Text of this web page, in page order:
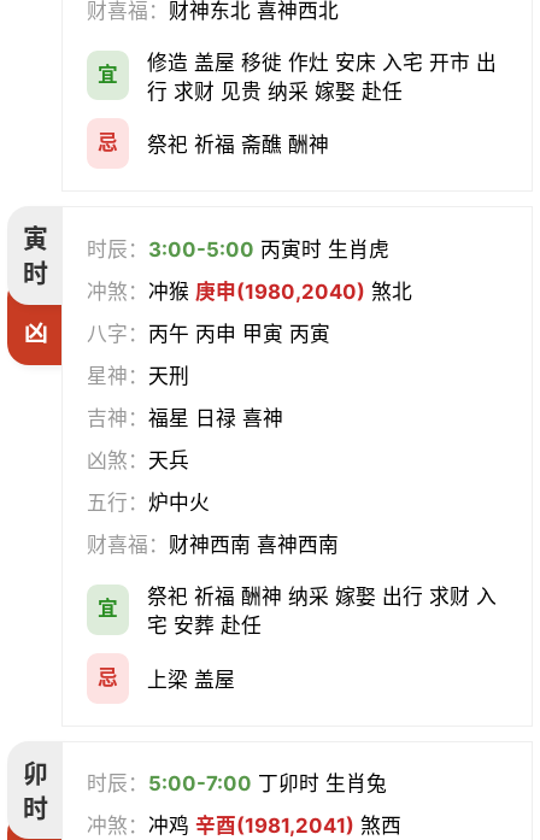
会亲友 伐木 架马 扫舍
入学
断蚁 归岫 修坟
破土 安葬 立碑
除服 移柩
修墓 塞穴
财喜福： 财神东北 喜神西北
宜
修造 盖屋 移徙 作灶 安床 入宅 开市 出
行 求财 见贵 纳采 嫁娶 赴任
忌 祭祀 祈福 斋醮 酬神
寅
时
凶
时辰： 3:00-5:00 丙寅时 生肖虎
冲煞：冲猴 庚申(1980,2040) 煞北
八字： 丙午 丙申 甲寅 丙寅
星神： 天刑
吉神：福星 日禄 喜神
凶煞： 天兵
五行： 炉中火
财喜福： 财神西南 喜神西南
宜
祭祀 祈福 酬神 纳采 嫁娶 出行 求财 入
宅 安葬 赴任
忌 上梁 盖屋
卯
时
时辰： 5:00-7:00 丁卯时 生肖兔
冲煞：冲鸡辛酉(1981,2041) 煞西